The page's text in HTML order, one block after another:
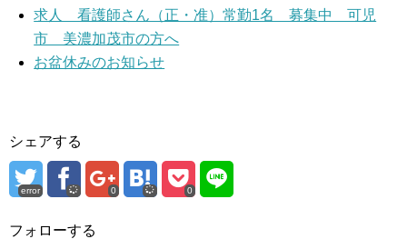
求人 看護師さん（正・准）常勤1名 募集中 可児
市 美濃加茂市の方へ
お盆休みのお知らせ
シェアする
error 0 0
フォローする